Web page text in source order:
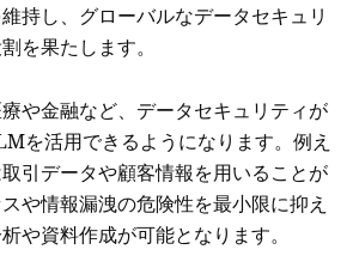
持し、グローバルなデータセキュリ
を果たします。
や金融など、データセキュリティが
を活用できるようになります。例え
引データや顧客情報を用いることが
や情報漏洩の危険性を最小限に抑え
や資料作成が可能となります。